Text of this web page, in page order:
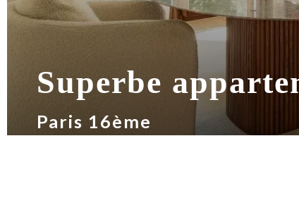
Superbe
Paris 16ème